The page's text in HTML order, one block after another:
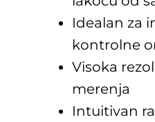
Idealan za
kontrolne
Visoka
merenja
Intuitivan